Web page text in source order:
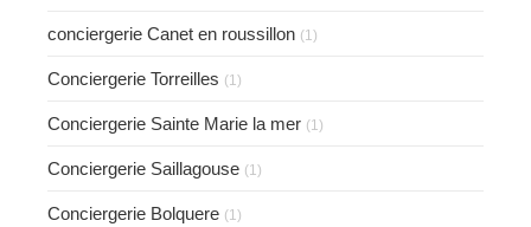
conciergerie Canet en roussillon (1)
Conciergerie Torreilles (1)
Conciergerie Sainte Marie la mer (1)
Conciergerie Saillagouse (1)
Conciergerie Bolquere (1)